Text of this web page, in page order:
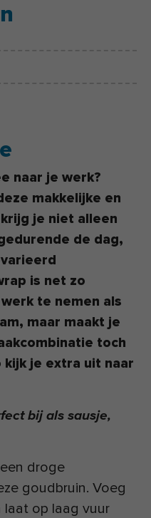
naar je werk?
makkelijke en
je niet alleen
de dag,
is net zo
te nemen als
maar maakt je
toch
kijk je extra uit naar
bij als sausje,
droge
goudbruin. Voeg
op laag vuur